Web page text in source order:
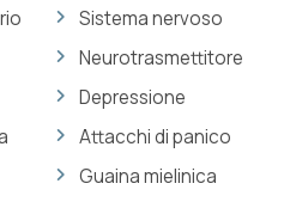
Sistema nervoso
Neurotrasmettitore
Depressione
Attacchi di panico
Guaina mielinica